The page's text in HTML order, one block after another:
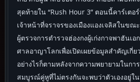
สุดท้ายใน “Rush Hour 3” ตอนนี้คาร์เตอ
เจ้าหน้าที่จราจรของเมืองแองเจลิสในขณ
ผู้ตรวจการตำรวจฮ่องกงผู้เก่งกาจพาฮันเ
ศาลอาญาโลกเพื่อเปิดเผยข้อมูลสำคัญเกี่
อย่างไรก็ตามหลังจากความพยายามในกา
สมบูรณ์คู่หูที่ไม่ตรงกันจะพบว่าตัวเองอยู่ใ